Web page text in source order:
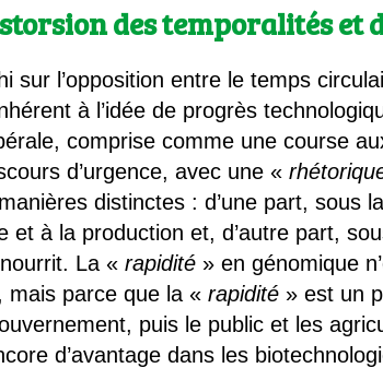
des temporalités et
sur l’opposition entre le temps
à l’idée de progrès
comprise comme une course
d’urgence, avec une «
distinctes : d’une part, sous
à la production et, d’autre part,
nourrit. La «rapidité » en génomique
mais parce que la «rapidité » est un
puis le public et les
d’avantage dans les